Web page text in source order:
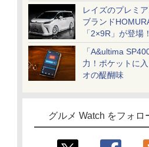
レイズのプレミ
ブランド
「2×9R」が登場！
「A&ultima
力！ポケットに
オの醍醐味
グルメ Watch をフォロ